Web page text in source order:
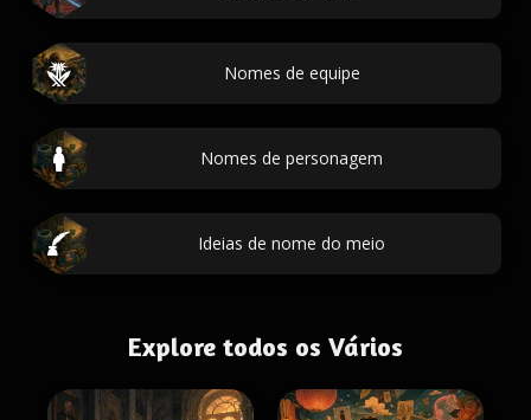
Nomes de equipe
Nomes de personagem
Ideias de nome do meio
Explore todos os Vários